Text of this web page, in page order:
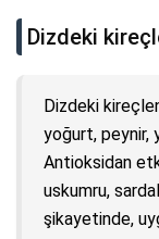
Dizdeki
Dizdeki
yoğurt, peynir,
Antioksidan
uskumru,
şikayetinde,